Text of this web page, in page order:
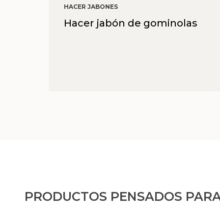
HACER JABONES
Hacer jabón de gominolas
PRODUCTOS PENSADOS